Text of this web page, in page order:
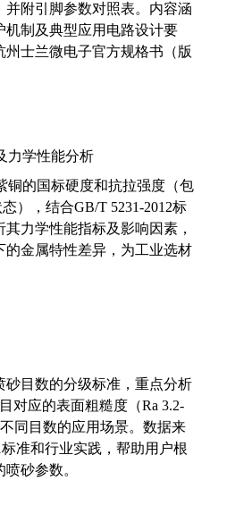
并附引脚参数对照表。内容涵
机制及典型应用电路设计要
州士兰微电子官方规格书（版
力学性能分析
铜的国标硬度和抗拉强度（包
），结合GB/T 5231-2012标
力学性能指标及影响因素，
的金属特性差异，为工业选材
砂目数的分级标准，重点分析
对应的表面粗糙度（Ra 3.2-
同目数的应用场景。数据来
标准和行业实践，帮助用户根
砂参数。